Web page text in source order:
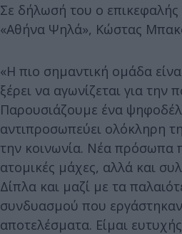
Σε δήλωσή του ο
«Αθήνα Ψηλά», Κώστας
«Η πιο σημαντική ομάδα
ξέρει να αγωνίζεται για την
Παρουσιάζουμε ένα
αντιπροσωπεύει ολόκληρη
την κοινωνία. Νέα πρόσωπα
ατομικές μάχες, αλλά και
Δίπλα και μαζί με τα
συνδυασμού που
αποτελέσματα. Είμαι